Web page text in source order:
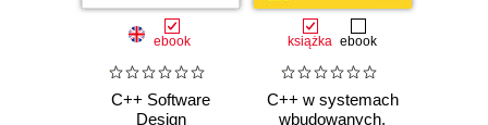
ebook
C++ Software
Design
książka ebook
C++ w systemach
wbudowanych.